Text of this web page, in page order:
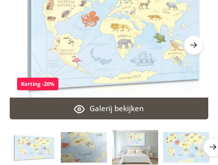
Galerij bekijken
Korting -20%